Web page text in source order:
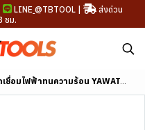
LINE @TBTOOL |
ส่งด่วน
ชม.
มไฟฟ้าทนความร้อน YAWATA 7016-A1 (AWS A5.5 E7016-A1)